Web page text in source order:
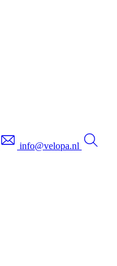
info@velopa.nl